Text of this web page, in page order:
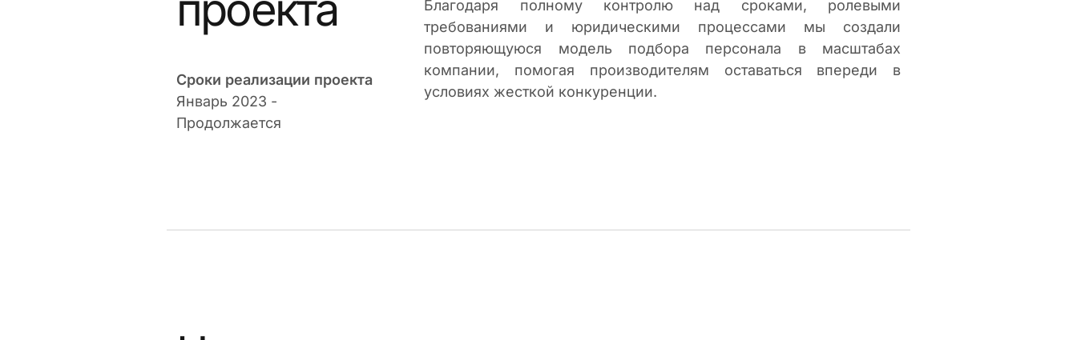
Сроки реализации проекта
Январь 2023 -
Продолжается
Благодаря полному контролю над сроками, ролевыми
требованиями и юридическими процессами мы создали
повторяющуюся модель подбора персонала в масштабах
компании, помогая производителям оставаться впереди в
условиях жесткой конкуренции.